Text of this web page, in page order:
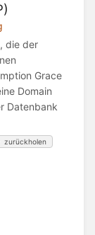
die der
Grace
Domain
Datenbank
zurückholen